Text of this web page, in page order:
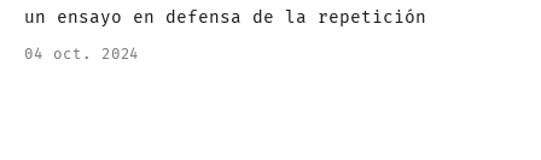
un ensayo en defensa de la repetición
04 oct. 2024